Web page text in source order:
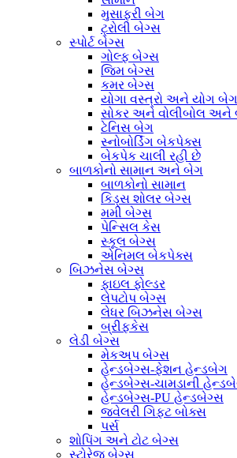
મુસાફરી બેગ
ટ્રોલી બેગ્સ
સ્પોર્ટ બેગ્સ
ગોલ્ફ બેગ્સ
જિમ બેગ્સ
કમર બેગ્સ
યોગા વસ્ત્રો અને યોગ બેગ
સોકર અને વોલીબોલ અને
ટેનિસ બેગ
સ્નોબોર્ડિંગ બેકપેક્સ
બેકપેક ચાલી રહી છે
બાળકોનો સામાન અને બેગ
બાળકોનો સામાન
કિડ્સ શોલર બેગ્સ
મમી બેગ્સ
પેન્સિલ કેસ
સ્કૂલ બેગ્સ
એનિમલ બેકપેક્સ
બિઝનેસ બેગ્સ
ફાઇલ ફોલ્ડર
લેપટોપ બેગ્સ
લેધર બિઝનેસ બેગ્સ
બ્રીફકેસ
લેડી બેગ્સ
મેકઅપ બેગ્સ
હેન્ડબેગ્સ-ફેશન હેન્ડબેગ
હેન્ડબેગ્સ-ચામડાની
હેન્ડબેગ્સ-PU હેન્ડબેગ્સ
જ્વેલરી ગિફ્ટ બોક્સ
પર્સ
શોપિંગ અને ટોટ બેગ્સ
સ્ટોરેજ બેગ્સ